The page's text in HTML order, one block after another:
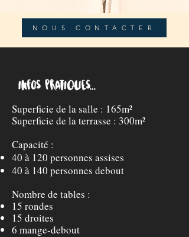
NOUS CONTACTER
Superficie de la salle : 165m²
Superficie de la terrasse : 300m²
Capacité :
40 à 120 personnes assises
40 à 140 personnes debout
Nombre de tables :
15 rondes
15 droites
6 mange-debout